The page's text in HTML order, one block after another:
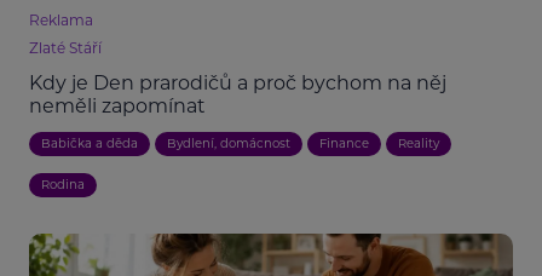
Reklama
Zlaté Stáří
Kdy je Den prarodičů a proč bychom na něj
neměli zapomínat
Babička a děda Bydlení, domácnost Finance Reality
Rodina